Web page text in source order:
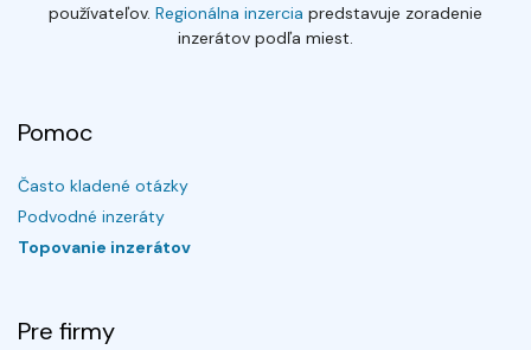
používateľov. Regionálna inzercia predstavuje zoradenie
inzerátov podľa miest.
Pomoc
Často kladené otázky
Podvodné inzeráty
Topovanie inzerátov
Pre firmy